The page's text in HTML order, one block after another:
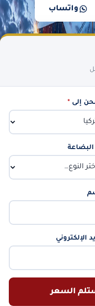
واتساب
إلى*
البضاعة
الإلكتروني
السعر